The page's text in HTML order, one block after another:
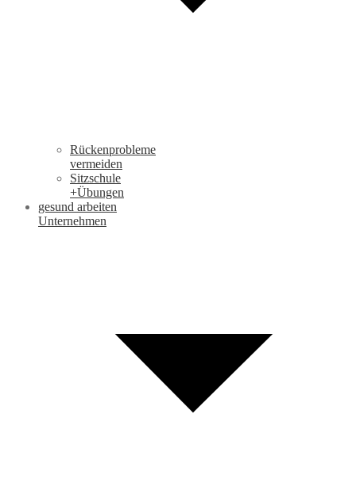
Rückenprobleme
vermeiden
Sitzschule
+Übungen
gesund arbeiten
Unternehmen